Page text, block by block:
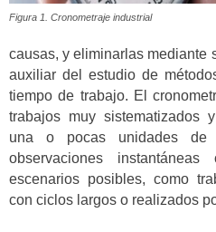
Figura 1. Cronometraje industrial
causas, y eliminarlas mediante
auxiliar del estudio de
tiempo de trabajo. El
trabajos muy sistematizados
una o pocas unidades de
observaciones
escenarios posibles, como
con ciclos largos o realizados